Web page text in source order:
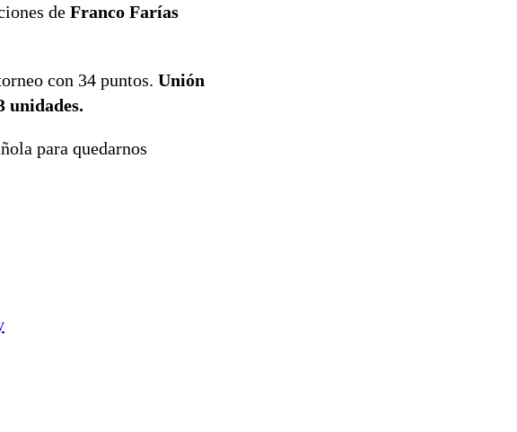
de Franco Farías
con 34 puntos. Unión
unidades.
para quedarnos